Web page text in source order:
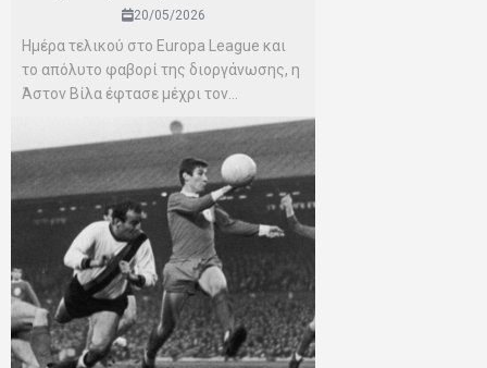
20/05/2026
Ημέρα τελικού στο Europa League και
το απόλυτο φαβορί της διοργάνωσης, η
Άστον Βίλα έφτασε μέχρι τον...